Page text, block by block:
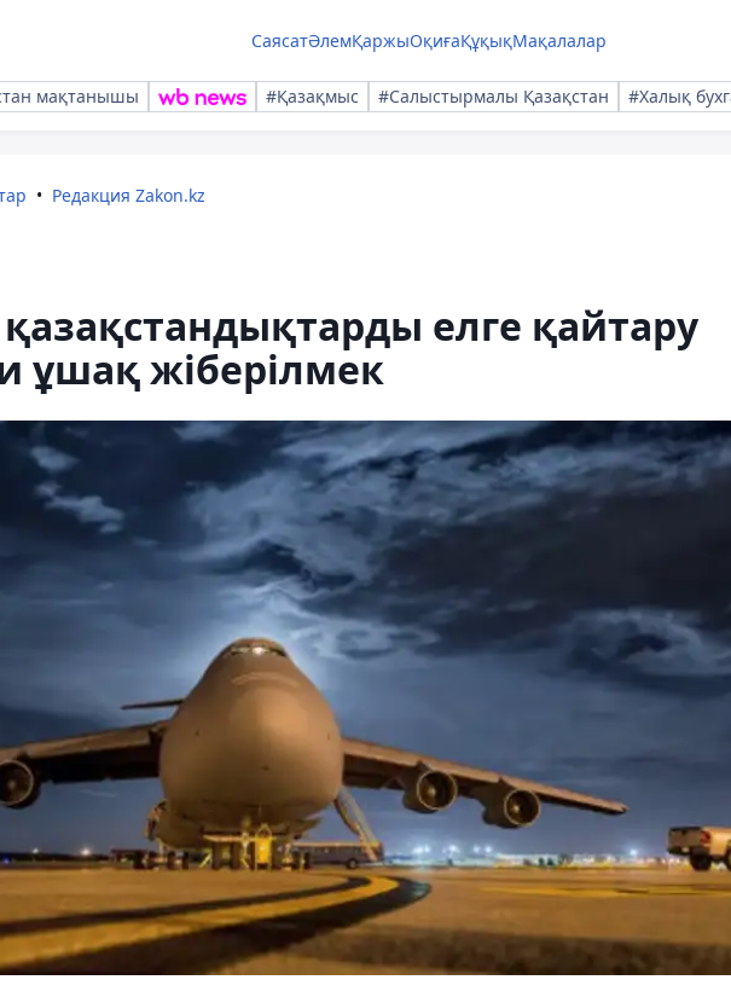
СаясатӘлемҚаржыОқиғаҚұқықМақалалар
мақтанышы #Қазақмыс #Салыстырмалы Қазақстан #Халық
Редакция Zakon.kz
қазақстандықтарды елге қайтару
ұшақ жіберілмек